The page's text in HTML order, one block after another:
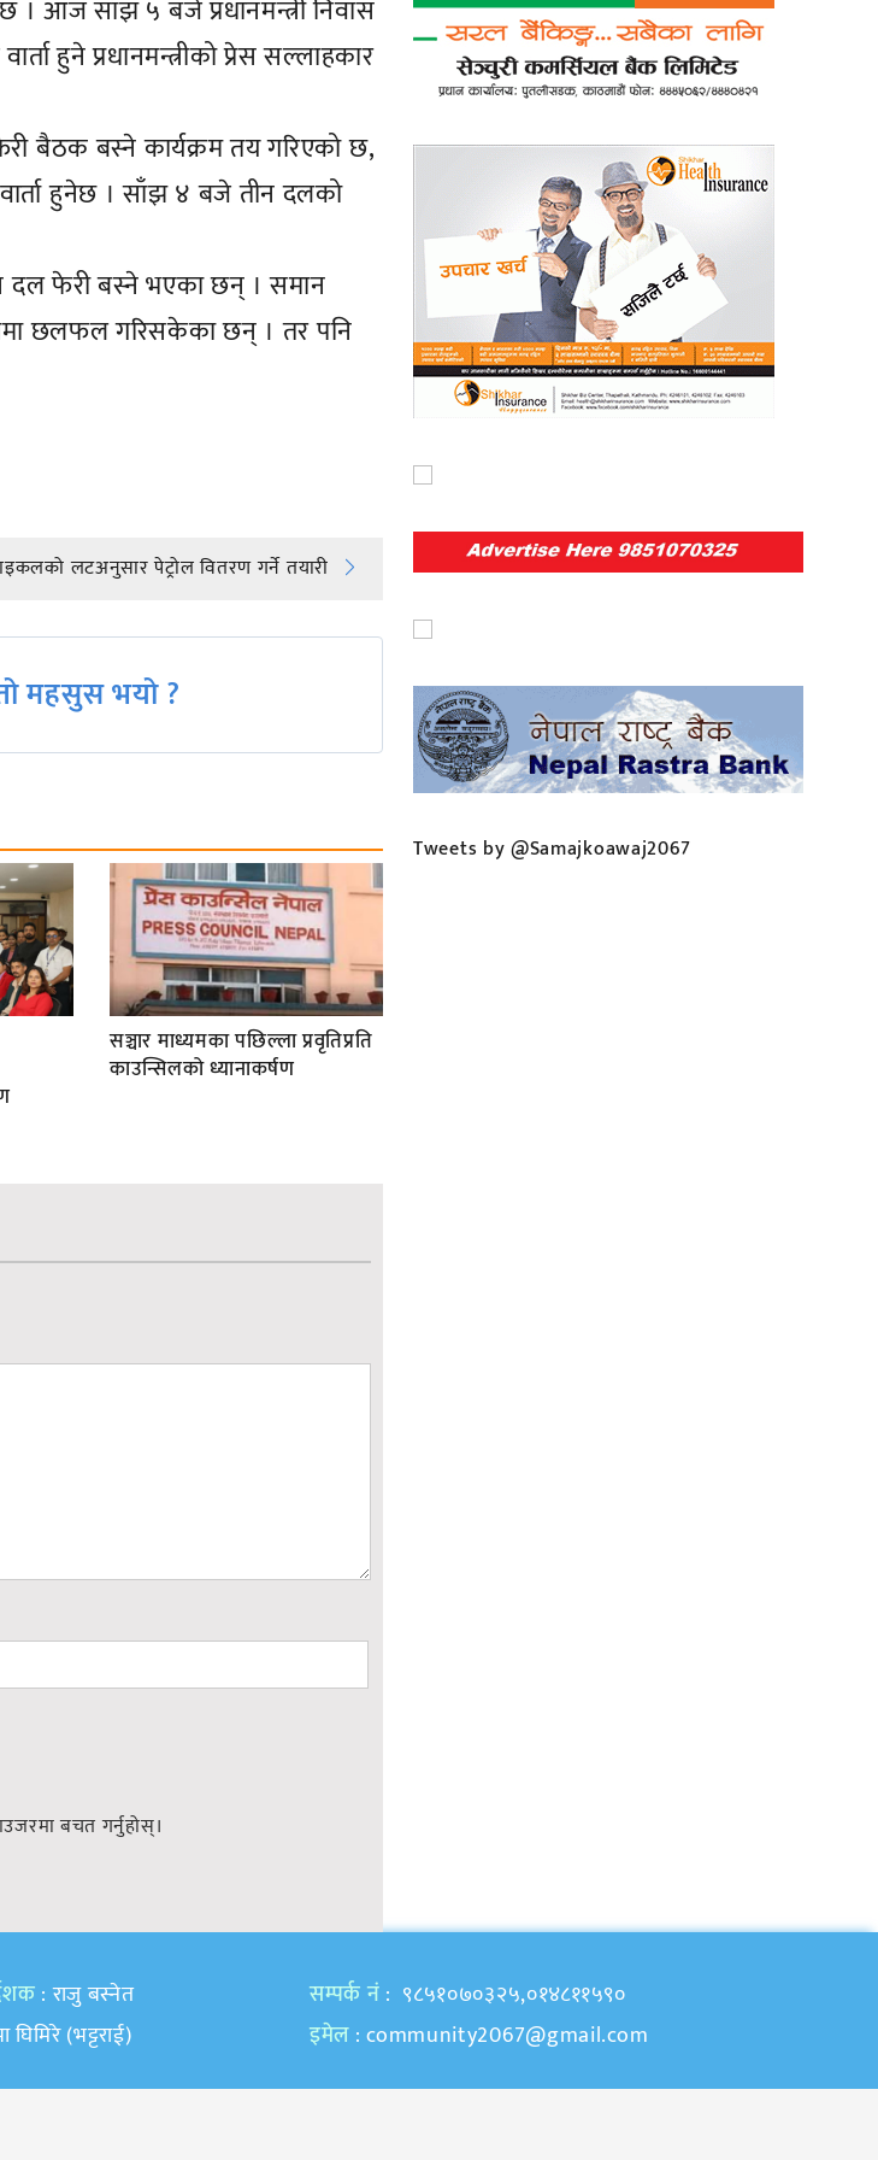
आज साँझ ५ बजे प्रधानमन्त्री निवास
हुने प्रधानमन्त्रीको प्रेस सल्लाहकार
बैठक बस्ने कार्यक्रम तय गरिएको छ,
हुनेछ । साँझ ४ बजे तीन दलको
दल फेरी बस्ने भएका छन् । समान
छलफल गरिसकेका छन् । तर पनि
लटअनुसार पेट्रोल वितरण गर्ने तयारी
महसुस भयो ?
सञ्चार माध्यमका पछिल्ला प्रवृतिप्रति
काउन्सिलको ध्यानाकर्षण
बचत गर्नुहोस्।
Tweets by @Samajkoawaj2067
: राजु बस्नेत
घिमिरे (भट्टराई)
सम्पर्क नं : ९८५१०७०३२५,०१४८११५९०
इमेल :community2067@gmail.com